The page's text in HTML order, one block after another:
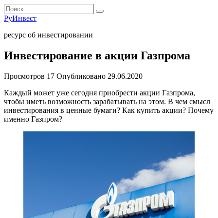
Перейти
к
содержанию
Search
for:
РуИнвест
ресурс об инвестировании
Инвестирование в акции Газпрома
Просмотров 17 Опубликовано 29.06.2020
Каждый может уже сегодня приобрести акции Газпрома,
чтобы иметь возможность зарабатывать на этом. В чем смысл
инвестирования в ценные бумаги? Как купить акции? Почему
именно Газпром?